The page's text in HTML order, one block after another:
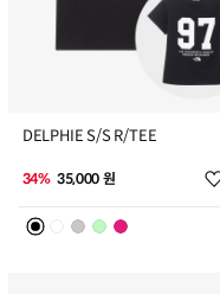
DELPHIE S/S R/TEE
35,000 원
34%